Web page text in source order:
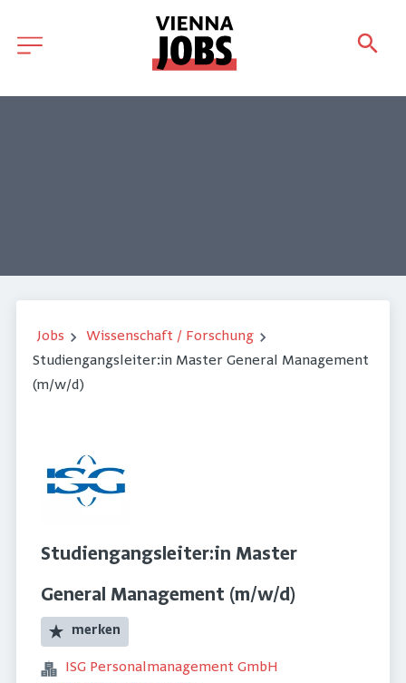
Jobs
Wissenschaft / Forschung
Studiengangsleiter:in Master General Management
(m/w/d)
Studiengangsleiter:in Master
General Management (m/w/d)
merken
ISG Personalmanagement GmbH